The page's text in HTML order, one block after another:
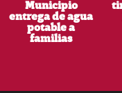
Municipio
entrega de agua
potable a
familias